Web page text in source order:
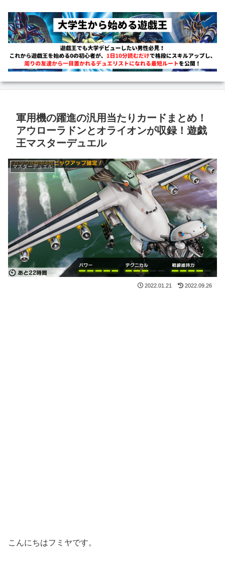
軍用機の躍進の汎用当たりカードまとめ！
アウローラドンとオライオンが収録！遊戯
王マスターデュエル
マスターデュエル
2022.01.21 2022.09.26
こんにちはフミヤです。